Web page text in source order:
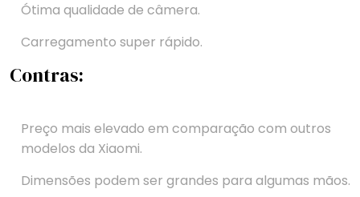
Ótima qualidade de câmera.
Carregamento super rápido.
Contras:
Preço mais elevado em comparação com outros
modelos da Xiaomi.
Dimensões podem ser grandes para algumas mãos.